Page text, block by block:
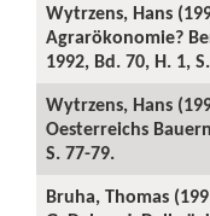
Wytrzens, Hans
Agrarökonomie?
1992, Bd. 70, H. 1,
Wytrzens, Hans
Oesterreichs
S. 77-79.
Bruha, Thomas